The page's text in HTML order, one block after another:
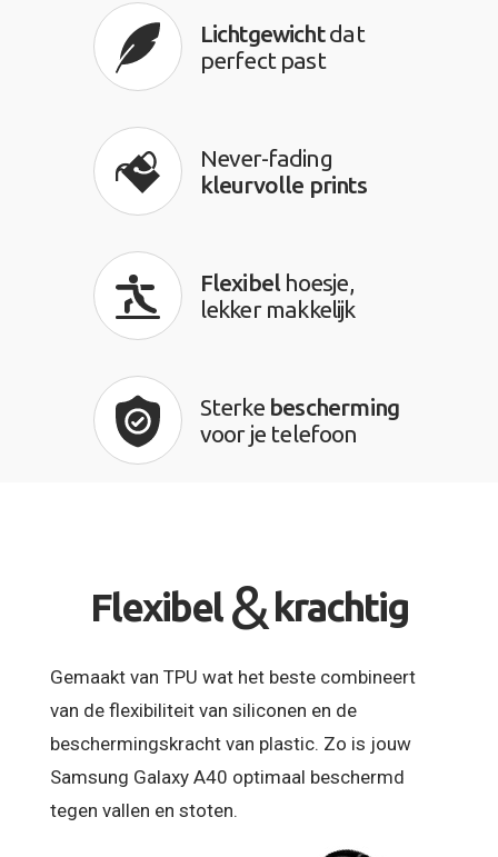
Lichtgewichtdat
perfect past
Never-fading
kleurvolle prints
Flexibelhoesje,
lekker makkelijk
Sterke bescherming
voor je telefoon
Flexibel &krachtig
Gemaakt van TPU wat het beste combineert
van de flexibiliteit van siliconen en de
beschermingskracht van plastic. Zo is jouw
Samsung Galaxy A40 optimaal beschermd
tegen vallen en stoten.